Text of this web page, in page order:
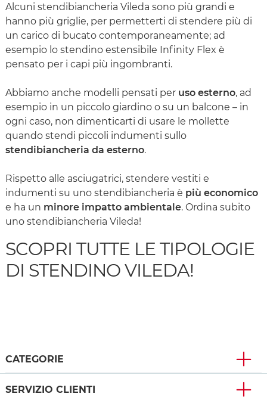
Alcuni stendibiancheria Vileda sono più grandi e
hanno più griglie, per permetterti di stendere più di
un carico di bucato contemporaneamente; ad
esempio lo stendino estensibile Infinity Flex è
pensato per i capi più ingombranti.
Abbiamo anche modelli pensati per uso esterno, ad
esempio in un piccolo giardino o su un balcone – in
ogni caso, non dimenticarti di usare le mollette
quando stendi piccoli indumenti sullo
stendibiancheria da esterno.
Rispetto alle asciugatrici, stendere vestiti e
indumenti su uno stendibiancheria è più economico
e ha un minore impatto ambientale. Ordina subito
uno stendibiancheria Vileda!
SCOPRI TUTTE LE TIPOLOGIE
DI STENDINO VILEDA!
CATEGORIE
SERVIZIO CLIENTI